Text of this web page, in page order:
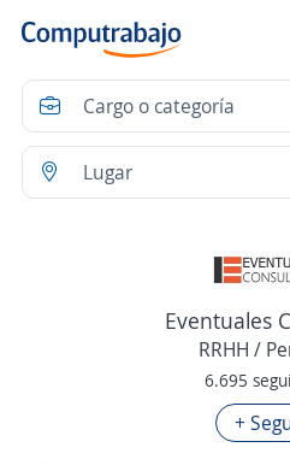
Eventuales
RRHH /
6.695
+